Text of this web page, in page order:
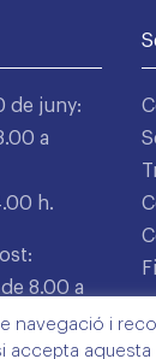
de juny:
a
h.
8.00 a
i